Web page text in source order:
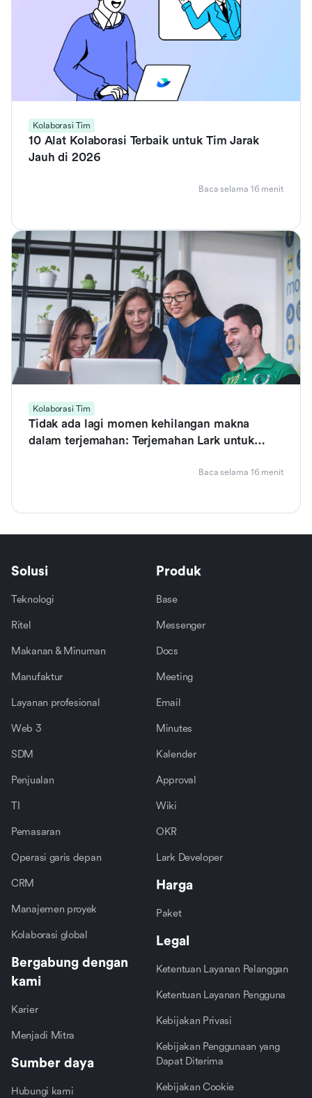
Kolaborasi Tim
10 Alat Kolaborasi Terbaik untuk Tim Jarak
Jauh di 2026
Baca selama 16 menit
Kolaborasi Tim
Tidak ada lagi momen kehilangan makna
dalam terjemahan: Terjemahan Lark untuk
Baca selama 16 menit
Solusi
Teknologi
Ritel
Makanan & Minuman
Manufaktur
Layanan profesional
Web 3
SDM
Penjualan
TI
Pemasaran
Operasi garis depan
CRM
Manajemen proyek
Kolaborasi global
Bergabung dengan
kami
Karier
Menjadi Mitra
Sumber daya
Hubungi kami
Produk
Base
Messenger
Docs
Meeting
Email
Minutes
Kalender
Approval
Wiki
OKR
Lark Developer
Harga
Paket
Legal
Ketentuan Layanan Pelanggan
Ketentuan Layanan Pengguna
Kebijakan Privasi
Kebijakan Penggunaan yang
Dapat Diterima
Kebijakan Cookie